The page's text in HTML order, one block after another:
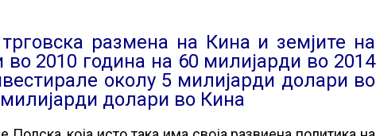
размена на Кина и земјите на
2010 година на 60 милијарди во 2014
околу 5 милијарди долари во
долари во Кина